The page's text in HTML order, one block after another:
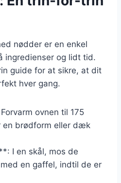
nødder er en enkel
ingredienser og lidt tid.
guide for at sikre, at dit
hver gang.
ovnen til 175
en brødform eller dæk
I en skål, mos de
en gaffel, indtil de er